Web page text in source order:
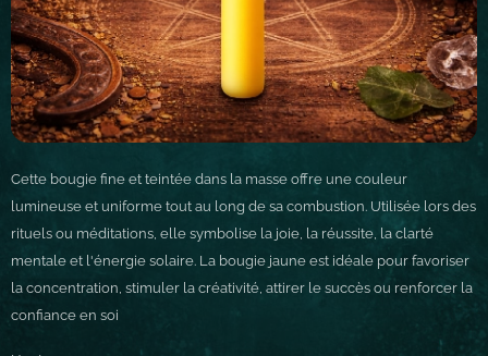
Cette bougie fine et teintée dans la masse offre une couleur
lumineuse et uniforme tout au long de sa combustion. Utilisée lors des
rituels ou méditations, elle symbolise la joie, la réussite, la clarté
mentale et l'énergie solaire. La bougie jaune est idéale pour favoriser
la concentration, stimuler la créativité, attirer le succès ou renforcer la
confiance en soi